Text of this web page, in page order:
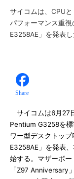
サイコムは、CPU
パフォーマンス重
E3258AE」を発表し
Share
サイコムは6月27
Pentium G3258を
ワー型デスクトッ
E3258AE」を発表
始する。マザーボ
「Z97 Anniversary